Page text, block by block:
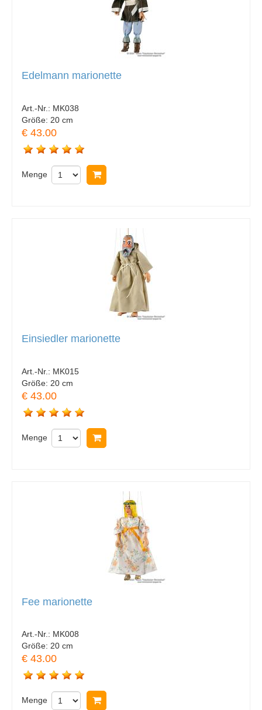
Edelmann marionette
Art.-Nr.: MK038
Größe: 20 cm
€ 43.00
Menge
Einsiedler marionette
Art.-Nr.: MK015
Größe: 20 cm
€ 43.00
Menge
Fee marionette
Art.-Nr.: MK008
Größe: 20 cm
€ 43.00
Menge